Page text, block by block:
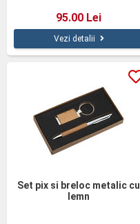
95.00 Lei
Vezi detalii
Set pix si breloc metalic cu
lemn